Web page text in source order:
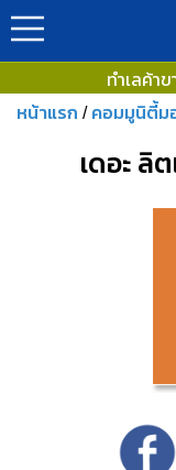
ทำเลค้า
หน้าแรก / คอมมูนิตี้ม
เดอะ ลิ